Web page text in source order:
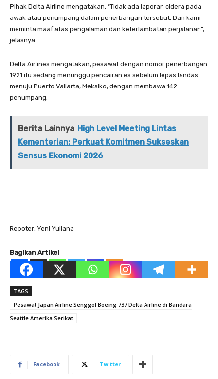
Pihak Delta Airline mengatakan, “Tidak ada laporan cidera pada
awak atau penumpang dalam penerbangan tersebut. Dan kami
meminta maaf atas pengalaman dan keterlambatan perjalanan”,
jelasnya.
Delta Airlines mengatakan, pesawat dengan nomor penerbangan
1921 itu sedang menunggu pencairan es sebelum lepas landas
menuju Puerto Vallarta, Meksiko, dengan membawa 142
penumpang.
Berita Lainnya High Level Meeting Lintas
Kementerian: Perkuat Komitmen Sukseskan
Sensus Ekonomi 2026
Repoter: Yeni Yuliana
Bagikan Artikel
TAGS
Pesawat Japan Airline Senggol Boeing 737 Delta Airline di Bandara
Seattle Amerika Serikat
Facebook Twitter